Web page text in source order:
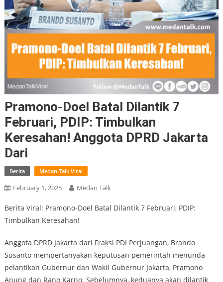
Pramono-Doel Batal Dilantik 7
Februari, PDIP: Timbulkan
Keresahan! Anggota DPRD Jakarta
Dari
Berita Medan Talk Viral
February 1, 2025 Medan Talk
Berita Viral: Pramono-Doel Batal Dilantik 7 Februari, PDIP:
Timbulkan Keresahan!
Anggota DPRD Jakarta dari Fraksi PDI Perjuangan, Brando
Susanto mempertanyakan keputusan pemerintah menunda
pelantikan Gubernur dan Wakil Gubernur Jakarta, Pramono
Anung dan Rano Karno. Sebelumnya, keduanya akan dilantik